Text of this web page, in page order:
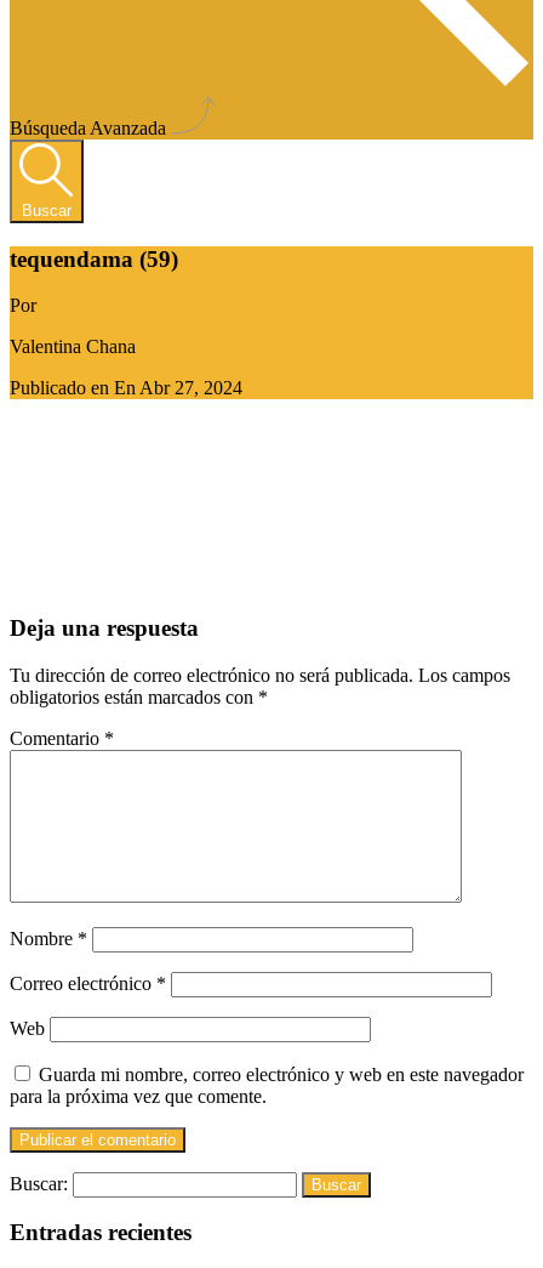
Búsqueda Avanzada
Buscar
tequendama (59)
Por
Valentina Chana
Publicado en En Abr 27, 2024
Deja una respuesta
Tu dirección de correo electrónico no será publicada. Los campos
obligatorios están marcados con *
Comentario *
Nombre *
Correo electrónico *
Web
Guarda mi nombre, correo electrónico y web en este navegador
para la próxima vez que comente.
Buscar:
Entradas recientes